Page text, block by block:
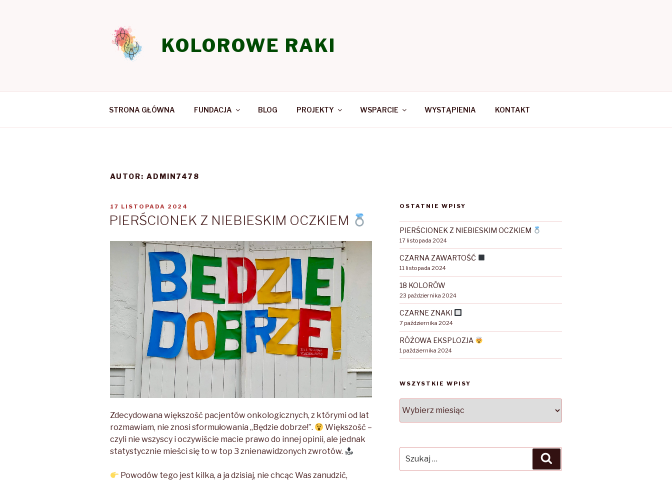
KOLOROWE RAKI
STRONA GŁÓWNA FUNDACJA BLOG PROJEKTY WSPARCIE WYSTĄPIENIA KONTAKT
AUTOR: ADMIN7478
OPUBLIKOWANE
W
17 LISTOPADA 2024
PIERŚCIONEK Z NIEBIESKIM OCZKIEM
Zdecydowana większość pacjentów onkologicznych, z którymi od lat
rozmawiam, nie znosi sformułowania „Będzie dobrze!”.
Większość –
czyli nie wszyscy i oczywiście macie prawo do innej opinii, ale jednak
statystycznie mieści się to w top 3 znienawidzonych zwrotów.
Powodów tego jest kilka, a ja dzisiaj, nie chcąc Was zanudzić,
OSTATNIE WPISY
PIERŚCIONEK Z NIEBIESKIM OCZKIEM
17 listopada 2024
CZARNA ZAWARTOŚĆ
11 listopada 2024
18 KOLORÓW
23 października 2024
CZARNE ZNAKI
7 października 2024
RÓŻOWA EKSPLOZJA
1 października 2024
WSZYSTKIE WPISY
WPISY